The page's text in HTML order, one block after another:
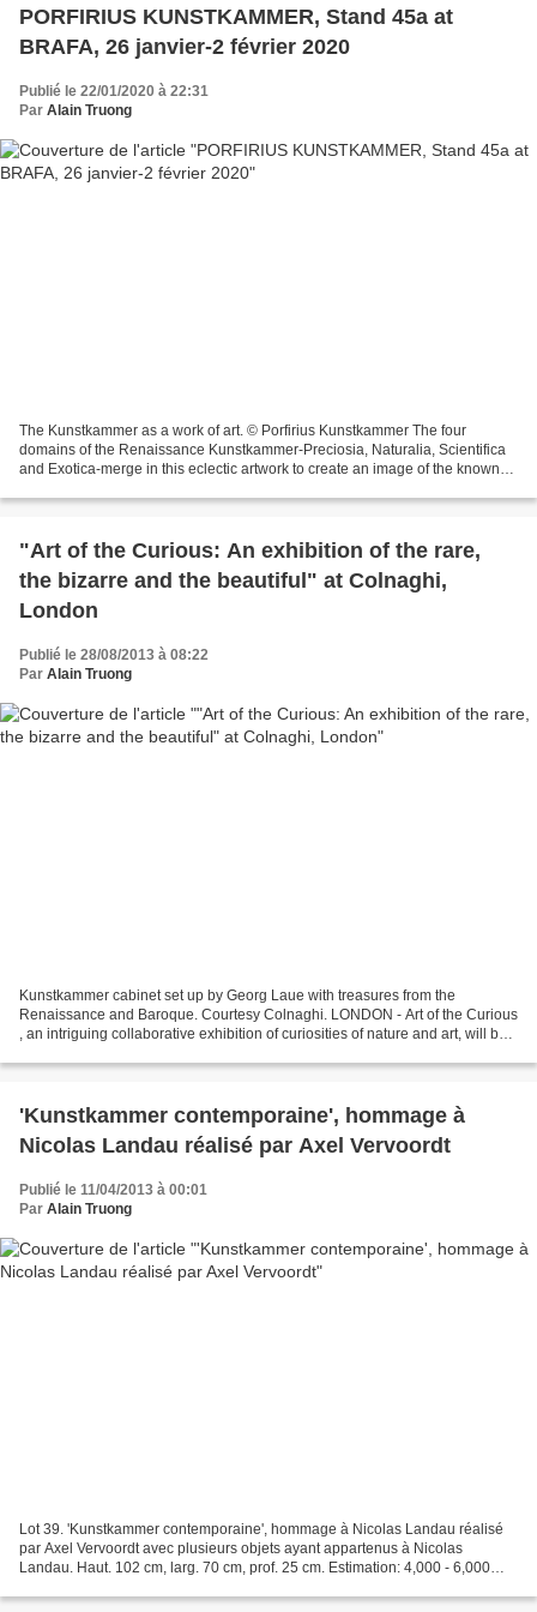
PORFIRIUS KUNSTKAMMER, Stand 45a at
BRAFA, 26 janvier-2 février 2020
Publié le 22/01/2020 à 22:31
Par Alain Truong
The Kunstkammer as a work of art. © Porfirius Kunstkammer The four
domains of the Renaissance Kunstkammer-Preciosia, Naturalia, Scientifica
and Exotica-merge in this eclectic artwork to create an image of the known
"Art of the Curious: An exhibition of the rare,
the bizarre and the beautiful" at Colnaghi,
London
Publié le 28/08/2013 à 08:22
Par Alain Truong
Kunstkammer cabinet set up by Georg Laue with treasures from the
Renaissance and Baroque. Courtesy Colnaghi. LONDON - Art of the Curious
, an intriguing collaborative exhibition of curiosities of nature and art, will be
'Kunstkammer contemporaine', hommage à
Nicolas Landau réalisé par Axel Vervoordt
Publié le 11/04/2013 à 00:01
Par Alain Truong
Lot 39. 'Kunstkammer contemporaine', hommage à Nicolas Landau réalisé
par Axel Vervoordt avec plusieurs objets ayant appartenus à Nicolas
Landau. Haut. 102 cm, larg. 70 cm, prof. 25 cm. Estimation: 4,000 - 6,000